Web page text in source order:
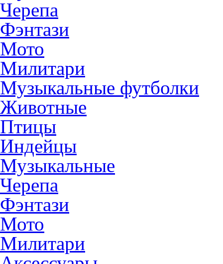
Черепа
Фэнтази
Мото
Милитари
Музыкальные футболки
Животные
Птицы
Индейцы
Музыкальные
Черепа
Фэнтази
Мото
Милитари